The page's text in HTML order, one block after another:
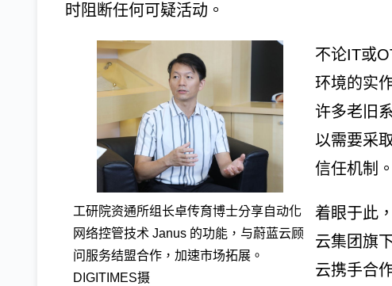
时阻断任何可疑活动。
工研院资通所组长卓传育博士分享自动化
网络控管技术 Janus 的功能，与蔚蓝云顾
问服务结盟合作，加速市场拓展。
DIGITIMES摄
不论IT或
环境的实
许多老旧
以需要采
信任机制。
着眼于此
云集团旗
云携手合